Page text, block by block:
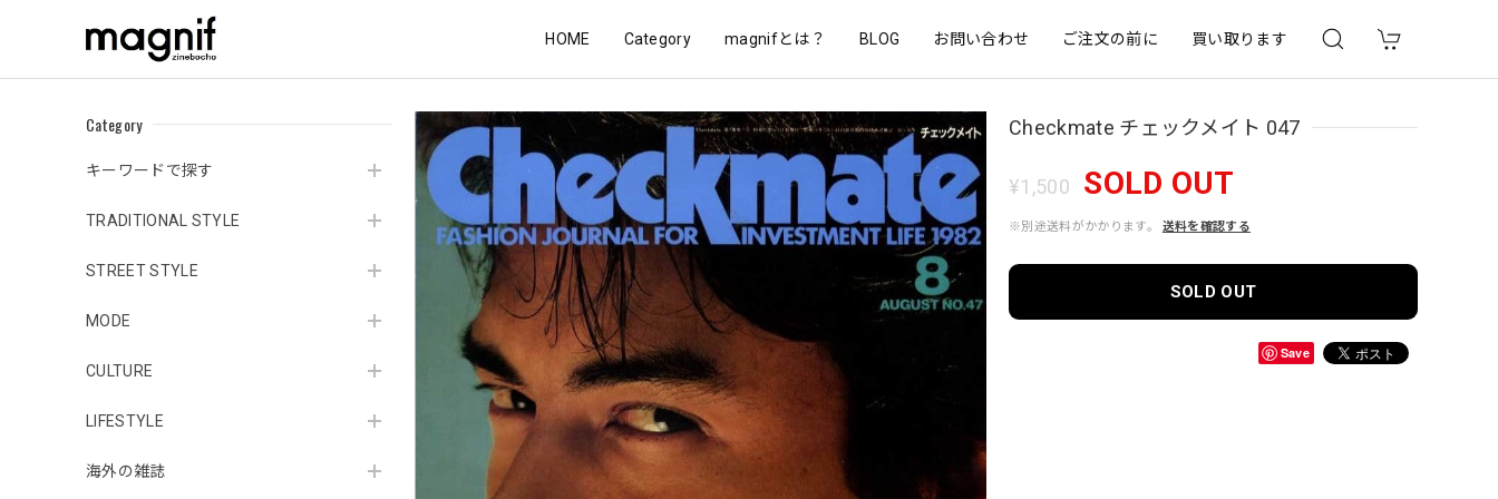
HOME Category magnifとは？ BLOG お問い合わせ ご注文の前に 買い取ります
Category
キーワードで探す
TRADITIONAL STYLE
STREET STYLE
MODE
CULTURE
LIFESTYLE
海外の雑誌
Checkmate チェックメイト 047
¥1,500 SOLD OUT
※別途送料がかかります。 送料を確認する
SOLD OUT
Save